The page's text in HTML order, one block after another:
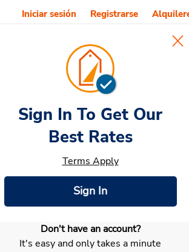
Iniciar sesión Registrarse
EL 10/
Seleccionar mi vehículo
Sign In To Get Our
Best Rates
Terms Apply
Sign In
Don't have an account?
It's easy and only takes a minute
CERRADO EL 10/31/2019